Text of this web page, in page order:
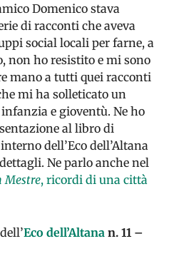
Domenico stava
di racconti che aveva
social locali per farne, a
non ho resistito e mi sono
mano a tutti quei racconti
mi ha solleticato un
e gioventù. Ne ho
al libro di
dell’Eco dell’Altana
Ne parlo anche nel
Mestre, ricordi di una città
dell’Eco dell’Altana n. 11 –